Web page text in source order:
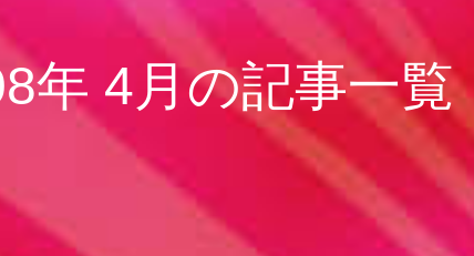
年 4月の記事一覧